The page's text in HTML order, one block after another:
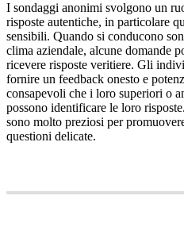
I sondaggi anonimi svolgono un
risposte autentiche, in particolare
sensibili. Quando si conducono
clima aziendale, alcune domande
ricevere risposte veritiere. Gli
fornire un feedback onesto e
consapevoli che i loro superiori o
possono identificare le loro risposte.
sono molto preziosi per
questioni delicate.